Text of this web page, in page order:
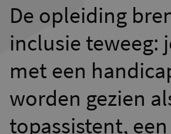
De opleiding
inclusie teweeg:
met een
worden gezien
topassistent,